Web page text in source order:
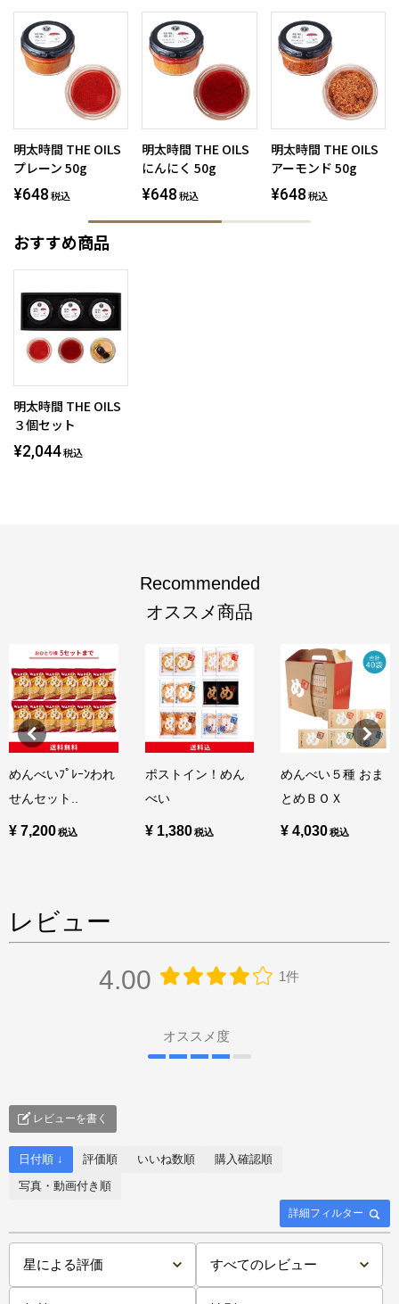
明太時間 THE OILS
プレーン 50g
¥648 税込
明太時間 THE OILS
にんにく 50g
¥648 税込
明太時間 THE OILS
アーモンド 50g
¥648 税込
おすすめ商品
明太時間 THE OILS
３個セット
¥2,044税込
Recommended
オススメ商品
めんべいﾌﾟﾚｰﾝわれ
せんセット..
¥ 7,200
ポストイン！めん
べい
¥ 1,380
めんべい５種 おま
とめＢＯＸ
¥ 4,030
レビュー
4.00 1件
オススメ度
レビューを書く
詳細フィルター
日付順 ↓ 評価順 いいね数順
購入確認順
写真・動画付き順